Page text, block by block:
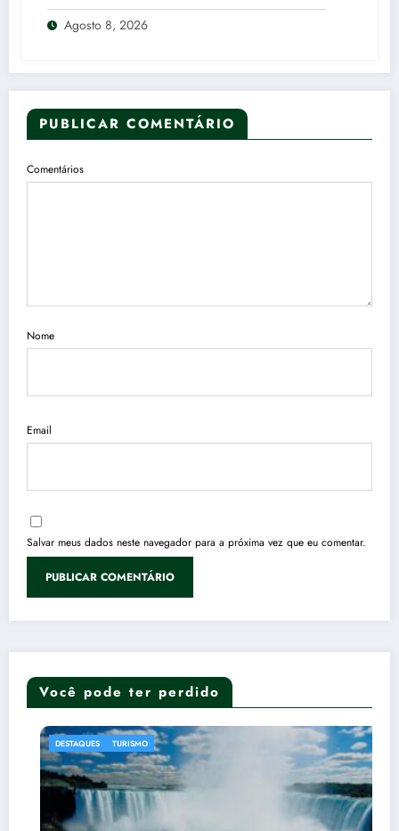
Agosto 8, 2026
PUBLICAR COMENTÁRIO
Comentários
Nome
Email
Salvar meus dados neste navegador para a próxima vez que eu comentar.
Você pode ter perdido
DESTAQUES TURISMO